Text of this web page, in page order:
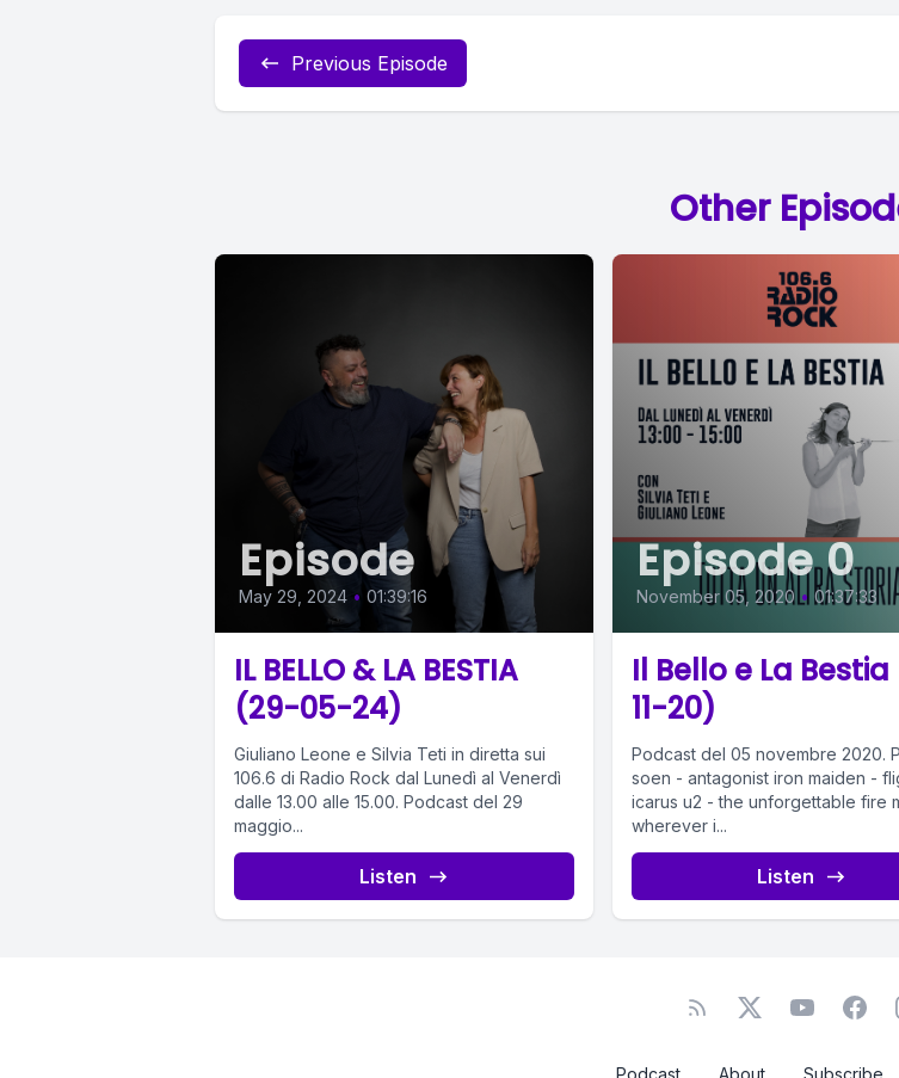
Previous Episode
Other
Episode
May 29, 2024 • 01:39:16
IL BELLO & LA BESTIA
(29-05-24)
Giuliano Leone e Silvia Teti in diretta sui
106.6 di Radio Rock dal Lunedì al Venerdì
dalle 13.00 alle 15.00. Podcast del 29
maggio...
Listen
Episode 0
November 05, 2020 • 01:37:33
Il Bello e La
11-20)
Podcast del 05 novembre 2020. Playlist
soen - antagonist iron maiden -
icarus u2 - the unforgettable fire
wherever i...
Listen